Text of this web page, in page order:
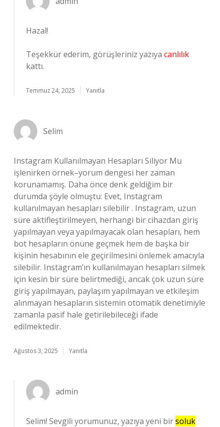
Hazal!
Teşekkür ederim, görüşleriniz yazıya canlılık
kattı.
Temmuz 24, 2025 Yanıtla
Selim
Instagram Kullanılmayan Hesapları Siliyor Mu
işlenirken örnek–yorum dengesi her zaman
korunamamış. Daha önce denk geldiğim bir
durumda şöyle olmuştu: Evet, Instagram
kullanılmayan hesapları silebilir . Instagram, uzun
süre aktifleştirilmeyen, herhangi bir cihazdan giriş
yapılmayan veya yapılmayacak olan hesapları, hem
bot hesapların önüne geçmek hem de başka bir
kişinin hesabının ele geçirilmesini önlemek amacıyla
silebilir. Instagram’ın kullanılmayan hesapları silmek
için kesin bir süre belirtmediği, ancak çok uzun süre
giriş yapılmayan, paylaşım yapılmayan ve etkileşim
alınmayan hesapların sistemin otomatik denetimiyle
zamanla pasif hale getirilebileceği ifade
edilmektedir.
Ağustos 3, 2025 Yanıtla
admin
Selim! Sevgili yorumunuz, yazıya yeni birsoluk